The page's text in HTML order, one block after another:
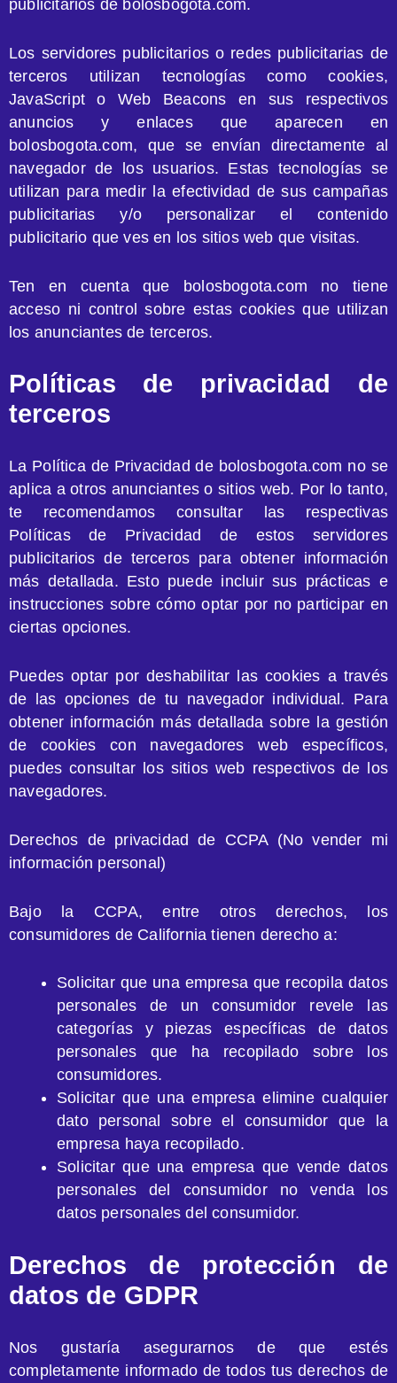
publicitarios de bolosbogota.com.
Los servidores publicitarios o redes publicitarias de
terceros utilizan tecnologías como cookies,
JavaScript o Web Beacons en sus respectivos
anuncios y enlaces que aparecen en
bolosbogota.com, que se envían directamente al
navegador de los usuarios. Estas tecnologías se
utilizan para medir la efectividad de sus campañas
publicitarias y/o personalizar el contenido
publicitario que ves en los sitios web que visitas.
Ten en cuenta que bolosbogota.com no tiene
acceso ni control sobre estas cookies que utilizan
los anunciantes de terceros.
Políticas de privacidad de
terceros
La Política de Privacidad de bolosbogota.com no se
aplica a otros anunciantes o sitios web. Por lo tanto,
te recomendamos consultar las respectivas
Políticas de Privacidad de estos servidores
publicitarios de terceros para obtener información
más detallada. Esto puede incluir sus prácticas e
instrucciones sobre cómo optar por no participar en
ciertas opciones.
Puedes optar por deshabilitar las cookies a través
de las opciones de tu navegador individual. Para
obtener información más detallada sobre la gestión
de cookies con navegadores web específicos,
puedes consultar los sitios web respectivos de los
navegadores.
Derechos de privacidad de CCPA (No vender mi
información personal)
Bajo la CCPA, entre otros derechos, los
consumidores de California tienen derecho a:
Solicitar que una empresa que recopila datos
personales de un consumidor revele las
categorías y piezas específicas de datos
personales que ha recopilado sobre los
consumidores.
Solicitar que una empresa elimine cualquier
dato personal sobre el consumidor que la
empresa haya recopilado.
Solicitar que una empresa que vende datos
personales del consumidor no venda los
datos personales del consumidor.
Derechos de protección de
datos de GDPR
Nos gustaría asegurarnos de que estés
completamente informado de todos tus derechos de